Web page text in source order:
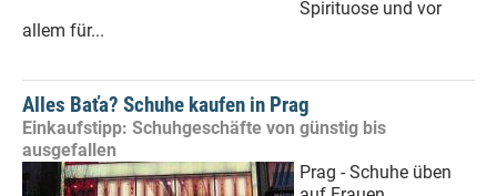
Spirituose und vor
allem für...
Alles Baťa? Schuhe kaufen in Prag
Einkaufstipp: Schuhgeschäfte von günstig bis
ausgefallen
Prag - Schuhe üben